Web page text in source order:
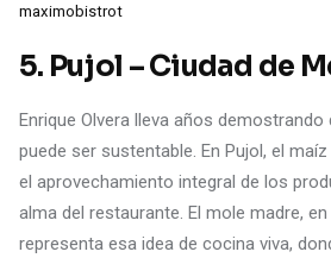
maximobistrot
5. Pujol – Ciudad de
Enrique Olvera lleva años
puede ser sustentable. En Pujol, el
el aprovechamiento integral de los
alma del restaurante. El mole madre,
representa esa idea de cocina viva,